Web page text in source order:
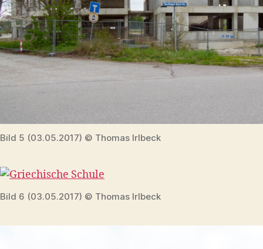
Bild 5 (03.05.2017) © Thomas Irlbeck
Bild 6 (03.05.2017) © Thomas Irlbeck